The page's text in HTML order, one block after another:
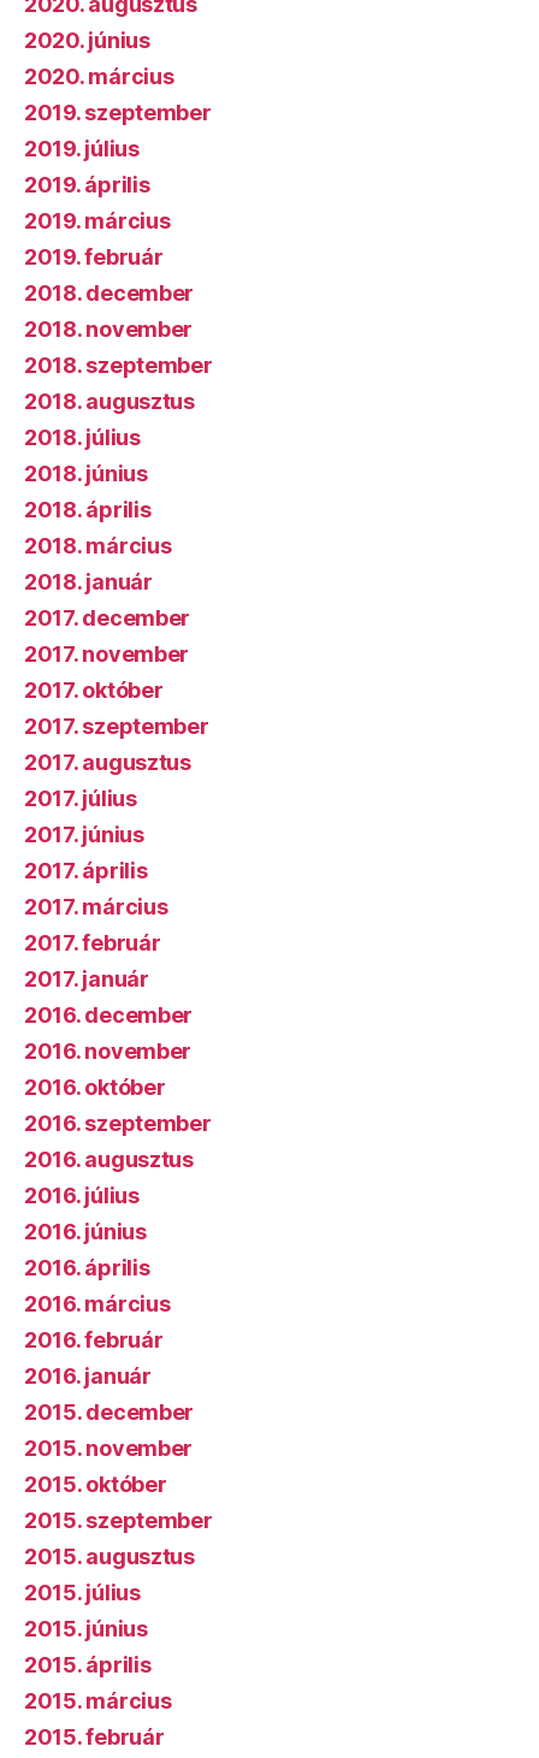
2020. június
2020. március
2019. szeptember
2019. július
2019. április
2019. március
2019. február
2018. december
2018. november
2018. szeptember
2018. augusztus
2018. július
2018. június
2018. április
2018. március
2018. január
2017. december
2017. november
2017. október
2017. szeptember
2017. augusztus
2017. július
2017. június
2017. április
2017. március
2017. február
2017. január
2016. december
2016. november
2016. október
2016. szeptember
2016. augusztus
2016. július
2016. június
2016. április
2016. március
2016. február
2016. január
2015. december
2015. november
2015. október
2015. szeptember
2015. augusztus
2015. július
2015. június
2015. április
2015. március
2015. február